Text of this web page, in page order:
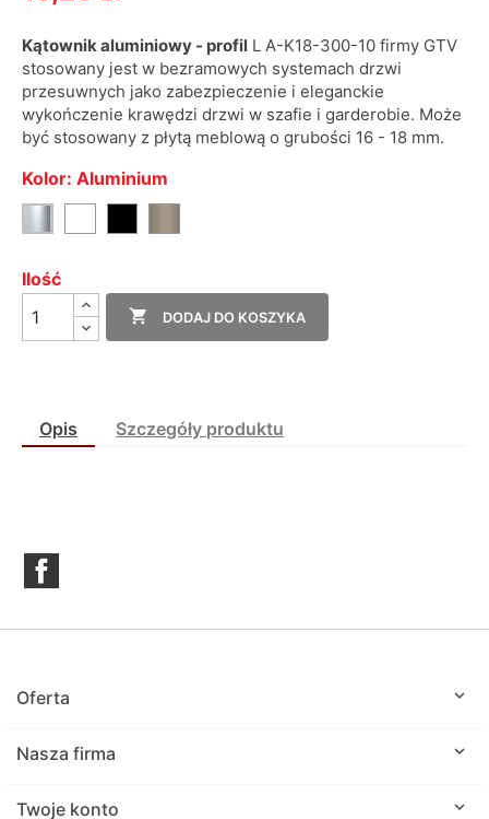
Kątownik aluminiowy - profil L A-K18-300-10 firmy GTV
stosowany jest w bezramowych systemach drzwi
przesuwnych jako zabezpieczenie i eleganckie
wykończenie krawędzi drzwi w szafie i garderobie. Może
być stosowany z płytą meblową o grubości 16 - 18 mm.
Kolor: Aluminium
Aluminium
Biały CzarnySzampan
Ilość
 DODAJ DO KOSZYKA
Opis Szczegóły produktu
Oferta 
Nasza firma 
Twoje konto 